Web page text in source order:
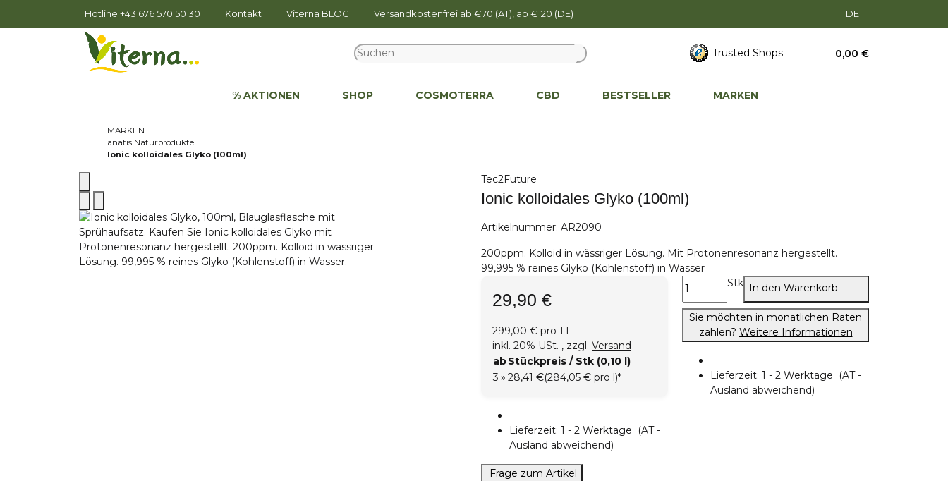
Hotline +43 676 570 50 30 Kontakt Viterna BLOG Versandkostenfrei ab €70 (AT), ab €120 (DE) DE
Trusted Shops 0,00 €
% AKTIONEN SHOP COSMOTERRA CBD BESTSELLER MARKEN
MARKEN
anatis Naturprodukte
Ionic kolloidales Glyko (100ml)
Tec2Future
Ionic kolloidales Glyko (100ml)
Artikelnummer: AR2090
200ppm. Kolloid in wässriger Lösung. Mit Protonenresonanz hergestellt.
99,995 % reines Glyko (Kohlenstoff) in Wasser
29,90 €
299,00 € pro 1 l
inkl. 20% USt. , zzgl. Versand
abStückpreis / Stk (0,10 l)
3 » 28,41 €(284,05 € pro l)*
Lieferzeit: 1 - 2 Werktage
(AT -
Ausland abweichend)
Stk In den Warenkorb
Sie möchten in monatlichen Raten
zahlen? Weitere Informationen
Lieferzeit: 1 - 2 Werktage
(AT -
Ausland abweichend)
Frage zum Artikel